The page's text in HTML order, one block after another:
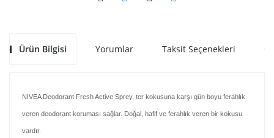
Ürün Bilgisi Yorumlar Taksit Seçenekleri
NIVEA Deodorant Fresh Active Sprey, ter kokusuna karşı gün boyu ferahlık
veren deodorant koruması sağlar. Doğal, hafif ve ferahlık veren bir kokusu
vardır.